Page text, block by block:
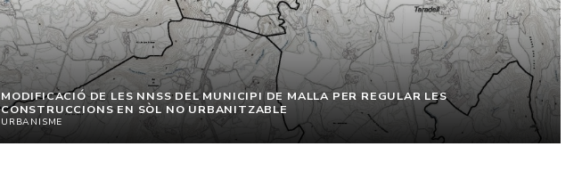
MODIFICACIÓ DE LES NNSS DEL MUNICIPI DE MALLA PER REGULAR LES
CONSTRUCCIONS EN SÒL NO URBANITZABLE
URBANISME